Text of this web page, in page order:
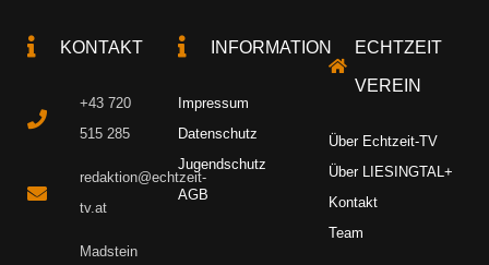
KONTAKT
+43 720
515 285
redaktion@echtzeit-
tv.at
Madstein
INFORMATION
Impressum
Datenschutz
Jugendschutz
AGB
ECHTZEIT
VEREIN
Über Echtzeit-TV
Über LIESINGTAL+
Kontakt
Team